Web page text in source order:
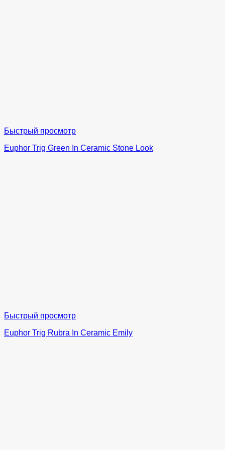
Быстрый просмотр
Euphor Trig Green In Ceramic Stone Look
Быстрый просмотр
Euphor Trig Rubra In Ceramic Emily